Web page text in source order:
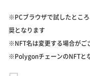
※PCブラウザで試したとこ
奨となります
※NFT名は変更する場合がご
※PolygonチェーンのNFTと